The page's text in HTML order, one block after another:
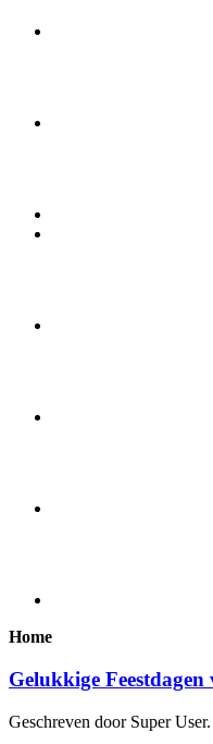
Home
Gelukkige
Geschreven door Super User.